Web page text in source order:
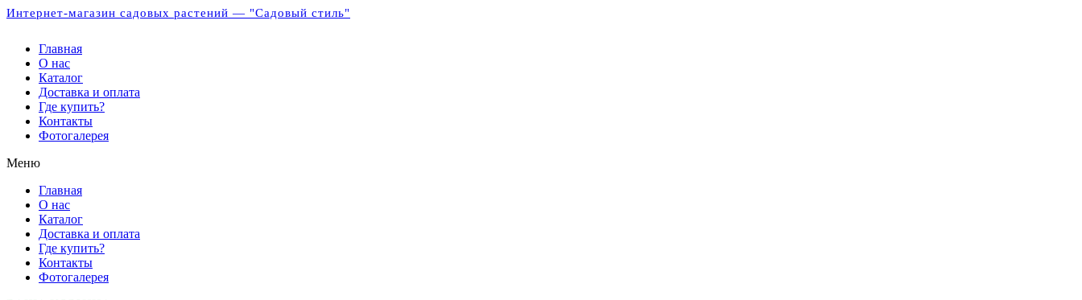
Интернет-магазин садовых растений — "Садовый стиль"
Главная
О нас
Каталог
Доставка и оплата
Где купить?
Контакты
Фотогалерея
Меню
Главная
О нас
Каталог
Доставка и оплата
Где купить?
Контакты
Фотогалерея